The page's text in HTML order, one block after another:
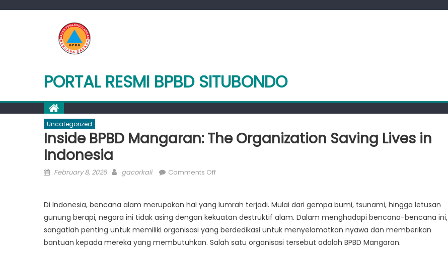
PORTAL RESMI BPBD SITUBONDO
Uncategorized
Inside BPBD Mangaran: The Organization Saving Lives in
Indonesia
Posted
February 8, 2026 Author
gacorkali Comments Offon
Mangaran:
The
Organization
Saving
Di Indonesia, bencana alam merupakan hal yang lumrah terjadi. Mulai dari gempa bumi, tsunami, hingga letusan
gunung berapi, negara ini tidak asing dengan kekuatan destruktif alam. Dalam menghadapi bencana-bencana ini,
sangatlah penting untuk memiliki organisasi yang berdedikasi untuk menyelamatkan nyawa dan memberikan
bantuan kepada mereka yang membutuhkan. Salah satu organisasi tersebut adalah BPBD Mangaran.